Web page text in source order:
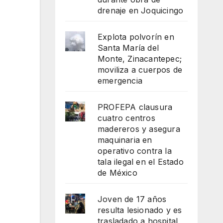
drenaje en Joquicingo
Explota polvorín en
Santa María del
Monte, Zinacantepec;
moviliza a cuerpos de
emergencia
PROFEPA clausura
cuatro centros
madereros y asegura
maquinaria en
operativo contra la
tala ilegal en el Estado
de México
Joven de 17 años
resulta lesionado y es